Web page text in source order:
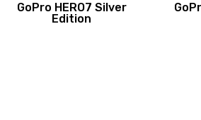
GoPro HERO7 Silver
Edition